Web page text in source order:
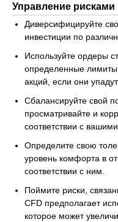
Управление рисками
Диверсифицируйте
инвестиции по
Используйте ордеры
определенные лимиты
акций, если они
Сбалансируйте свой
просматривайте и
соответствии с
Определите свою
уровень комфорта в
соответствии с ним.
Поймите риски,
CFD предполагает
которое может